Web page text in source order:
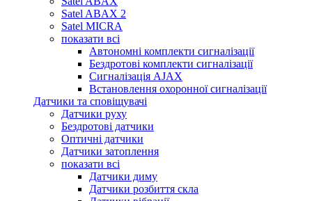
Satel ABAX 2
Satel MICRA
показати всі
Автономні комплекти сигналізації
Бездротові комплекти сигналізації
Сигналізація AJAX
Встановлення охоронної сигналізації
Датчики та сповіщувачі
Датчики руху
Бездротові датчики
Оптичні датчики
Датчики затоплення
показати всі
Датчики диму
Датчики розбиття скла